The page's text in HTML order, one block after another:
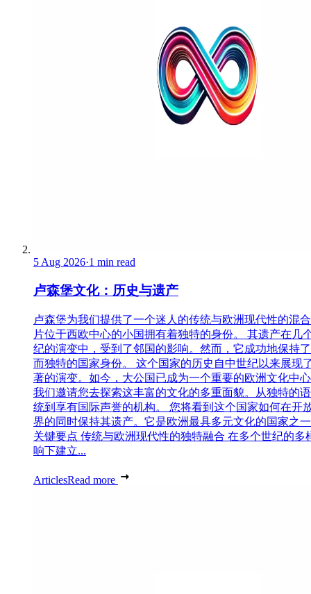
5 Aug 2026·1 min read
卢森堡文化：历史与遗产
卢森堡为我们提供了一个迷人的传统与欧洲现代性的混
片位于西欧中心的小国拥有着独特的身份。 其遗产在几
纪的演变中，受到了邻国的影响。然而，它成功地保持
而独特的国家身份。 这个国家的历史自中世纪以来展现
著的演变。如今，大公国已成为一个重要的欧洲文化中
我们邀请您去探索这丰富的文化的多重面貌。从独特的
统到享有国际声誉的机构。 您将看到这个国家如何在开
界的同时保持其遗产。它是欧洲最具多元文化的国家之
关键要点 传统与欧洲现代性的独特融合 在多个世纪的多
响下建立...
ArticlesRead more